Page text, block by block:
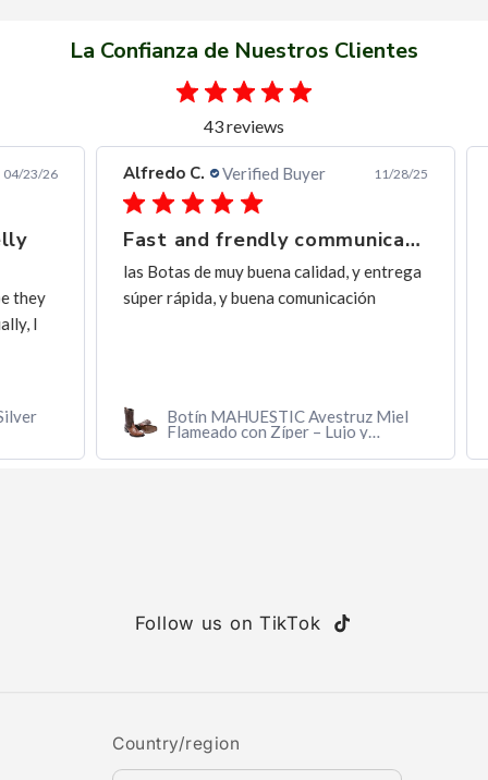
La Confianza de Nuestros Clientes
43 reviews
26 Alfredo C. Verified Buyer 11/28/25
Fast and frendly communication
las Botas de muy buena calidad, y entrega
súper rápida, y buena comunicación
Botín MAHUESTIC Avestruz Miel
Flameado con Zíper – Lujo y
Follow us on TikTok
TikTok
Country/region